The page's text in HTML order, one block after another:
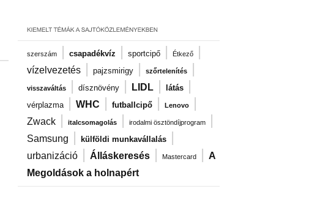
szerszám | csapadékvíz | sportcipő | Étkező |
vízelvezetés | pajzsmirigy | szőrtelenítés |
visszaváltás | dísznövény | LIDL | látás |
vérplazma | WHC | futballcipő | Lenovo |
Zwack | italcsomagolás | irodalmi ösztöndíjprogram |
Samsung | külföldi munkavállalás |
urbanizáció | Álláskeresés | Mastercard | A
Megoldások a holnapért